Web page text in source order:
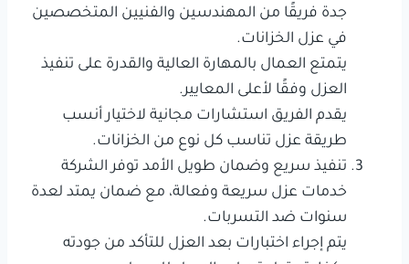
جدة فريقًا من المهندسين والفنيين المتخصصين
في عزل الخزانات.
يتمتع العمال بالمهارة العالية والقدرة على تنفيذ
العزل وفقًا لأعلى المعايير.
يقدم الفريق استشارات مجانية لاختيار أنسب
طريقة عزل تناسب كل نوع من الخزانات.
تنفيذ سريع وضمان طويل الأمد توفر الشركة
خدمات عزل سريعة وفعالة، مع ضمان يمتد لعدة
سنوات ضد التسربات.
يتم إجراء اختبارات بعد العزل للتأكد من جودته